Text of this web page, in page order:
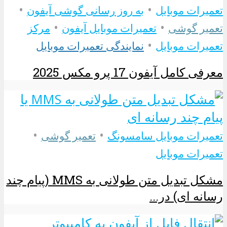
تعمیرات موبایل • به روز رسانی گوشی آیفون •
تعمیر گوشی • تعمیرات موبایل آیفون • مرکز
تعمیرات موبایل • نمایندگی تعمیرات موبایل
معرفی کامل آیفون 17 پرو مکس 2025
تعمیرات موبایل سامسونگ • تعمیر گوشی •
تعمیرات موبایل
مشکل تبدیل متن طولانی به MMS (پیام چند
رسانه ای) در...